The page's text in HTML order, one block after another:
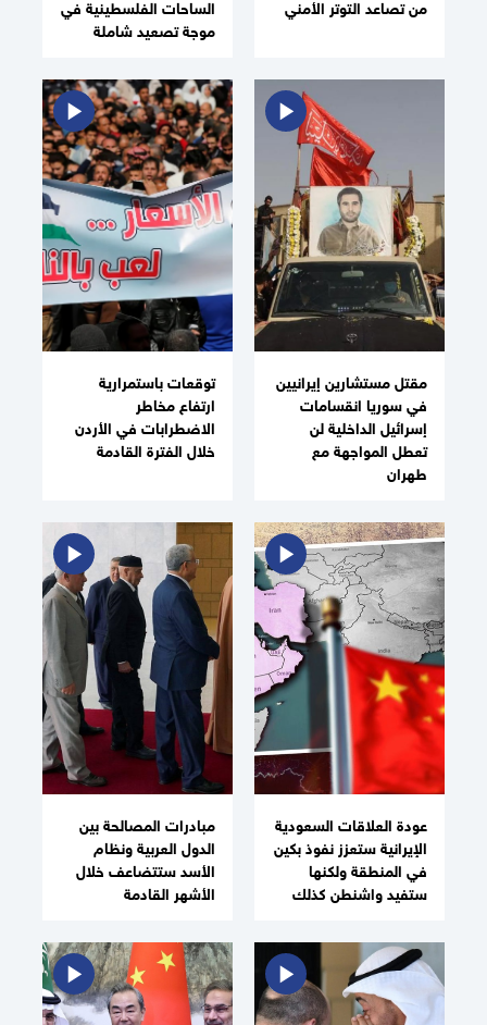
من تصاعد التوتر الأمني
الساحات الفلسطينية في
موجة تصعيد شاملة
مقتل مستشارين إيرانيين
في سوريا انقسامات
إسرائيل الداخلية لن
تعطل المواجهة مع
طهران
توقعات باستمرارية
ارتفاع مخاطر
الاضطرابات في الأردن
خلال الفترة القادمة
عودة العلاقات السعودية
الإيرانية ستعزز نفوذ بكين
في المنطقة ولكنها
ستفيد واشنطن كذلك
مبادرات المصالحة بين
الدول العربية ونظام
الأسد ستتضاعف خلال
الأشهر القادمة